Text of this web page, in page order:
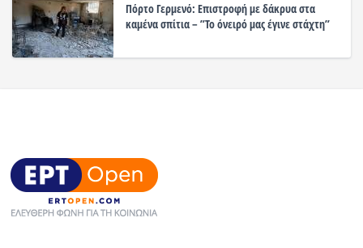
Πόρτο Γερμενό: Επιστροφή με δάκρυα στα
καμένα σπίτια – ”Το όνειρό μας έγινε στάχτη”